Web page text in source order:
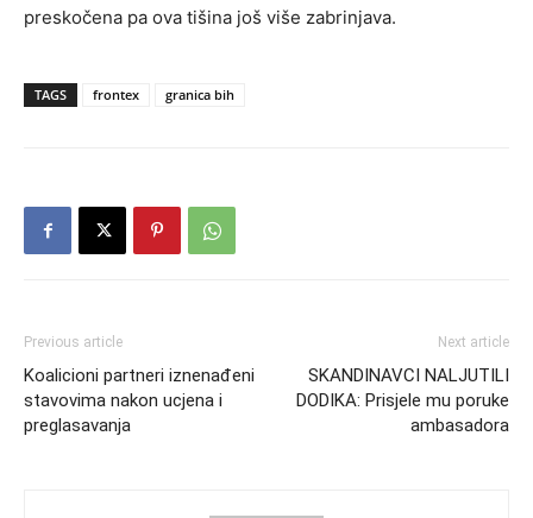
preskočena pa ova tišina još više zabrinjava.
TAGS frontex granica bih
Previous article
Koalicioni partneri iznenađeni
stavovima nakon ucjena i
preglasavanja
Next article
SKANDINAVCI NALJUTILI
DODIKA: Prisjele mu poruke
ambasadora